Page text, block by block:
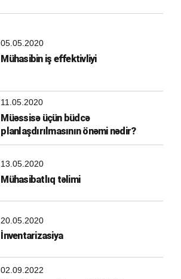
05.05.2020
Mühasibin iş effektivliyi
11.05.2020
Müəssisə üçün büdcə
planlaşdırılmasının önəmi nədir?
13.05.2020
Mühasibatlıq təlimi
20.05.2020
İnventarizasiya
02.09.2022